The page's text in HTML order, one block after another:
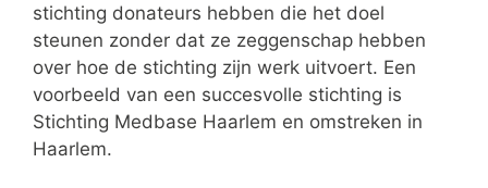
stichting donateurs hebben die het doel
steunen zonder dat ze zeggenschap hebben
over hoe de stichting zijn werk uitvoert. Een
voorbeeld van een succesvolle stichting is
Stichting Medbase Haarlem en omstreken in
Haarlem.